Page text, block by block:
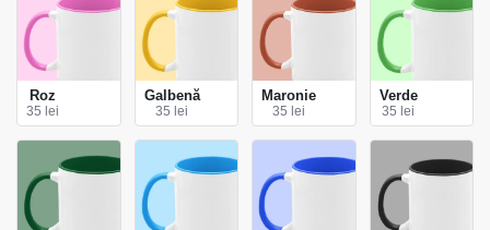
Roz
35 lei
Galbenă
35 lei
Maronie
35 lei
Verde
35 lei